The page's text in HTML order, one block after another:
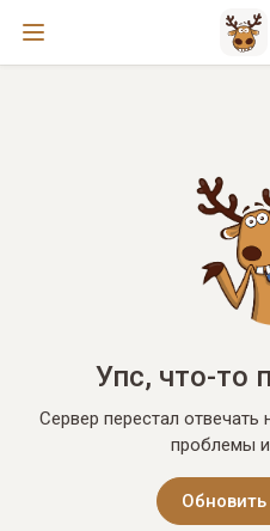
Упс, что-то
Сервер перестал
проблемы